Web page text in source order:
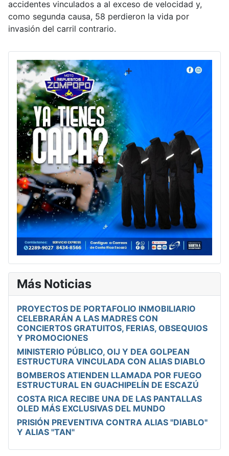
accidentes vinculados a al exceso de velocidad y,
como segunda causa, 58 perdieron la vida por
invasión del carril contrario.
Más Noticias
PROYECTOS DE PORTAFOLIO INMOBILIARIO
CELEBRARÁN A LAS MADRES CON
CONCIERTOS GRATUITOS, FERIAS, OBSEQUIOS
Y PROMOCIONES
MINISTERIO PÚBLICO, OIJ Y DEA GOLPEAN
ESTRUCTURA VINCULADA CON ALIAS DIABLO
BOMBEROS ATIENDEN LLAMADA POR FUEGO
ESTRUCTURAL EN GUACHIPELÍN DE ESCAZÚ
COSTA RICA RECIBE UNA DE LAS PANTALLAS
OLED MÁS EXCLUSIVAS DEL MUNDO
PRISIÓN PREVENTIVA CONTRA ALIAS "DIABLO"
Y ALIAS "TAN"